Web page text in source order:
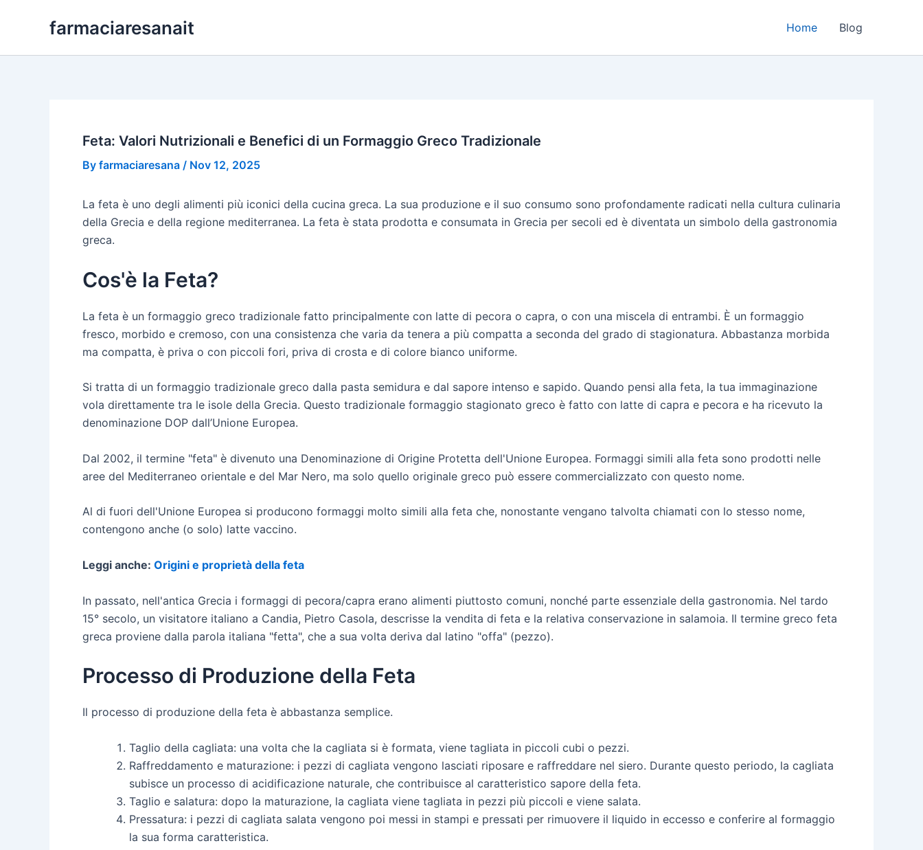
farmaciaresanait Home Blog
Feta: Valori Nutrizionali e Benefici di un Formaggio Greco Tradizionale
By farmaciaresana / Nov 12, 2025
La feta è uno degli alimenti più iconici della cucina greca. La sua produzione e il suo consumo sono profondamente radicati nella cultura culinaria
della Grecia e della regione mediterranea. La feta è stata prodotta e consumata in Grecia per secoli ed è diventata un simbolo della gastronomia
greca.
Cos'è la Feta?
La feta è un formaggio greco tradizionale fatto principalmente con latte di pecora o capra, o con una miscela di entrambi. È un formaggio
fresco, morbido e cremoso, con una consistenza che varia da tenera a più compatta a seconda del grado di stagionatura. Abbastanza morbida
ma compatta, è priva o con piccoli fori, priva di crosta e di colore bianco uniforme.
Si tratta di un formaggio tradizionale greco dalla pasta semidura e dal sapore intenso e sapido. Quando pensi alla feta, la tua immaginazione
vola direttamente tra le isole della Grecia. Questo tradizionale formaggio stagionato greco è fatto con latte di capra e pecora e ha ricevuto la
denominazione DOP dall’Unione Europea.
Dal 2002, il termine "feta" è divenuto una Denominazione di Origine Protetta dell'Unione Europea. Formaggi simili alla feta sono prodotti nelle
aree del Mediterraneo orientale e del Mar Nero, ma solo quello originale greco può essere commercializzato con questo nome.
Al di fuori dell'Unione Europea si producono formaggi molto simili alla feta che, nonostante vengano talvolta chiamati con lo stesso nome,
contengono anche (o solo) latte vaccino.
Leggi anche: Origini e proprietà della feta
In passato, nell'antica Grecia i formaggi di pecora/capra erano alimenti piuttosto comuni, nonché parte essenziale della gastronomia. Nel tardo
15° secolo, un visitatore italiano a Candia, Pietro Casola, descrisse la vendita di feta e la relativa conservazione in salamoia. Il termine greco feta
greca proviene dalla parola italiana "fetta", che a sua volta deriva dal latino "offa" (pezzo).
Processo di Produzione della Feta
Il processo di produzione della feta è abbastanza semplice.
Taglio della cagliata: una volta che la cagliata si è formata, viene tagliata in piccoli cubi o pezzi.
Raffreddamento e maturazione: i pezzi di cagliata vengono lasciati riposare e raffreddare nel siero. Durante questo periodo, la cagliata
subisce un processo di acidificazione naturale, che contribuisce al caratteristico sapore della feta.
Taglio e salatura: dopo la maturazione, la cagliata viene tagliata in pezzi più piccoli e viene salata.
Pressatura: i pezzi di cagliata salata vengono poi messi in stampi e pressati per rimuovere il liquido in eccesso e conferire al formaggio
la sua forma caratteristica.